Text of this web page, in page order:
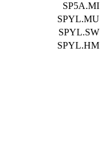
SP5A.MI
SPYL.MU
SPYL.SW
SPYL.HM